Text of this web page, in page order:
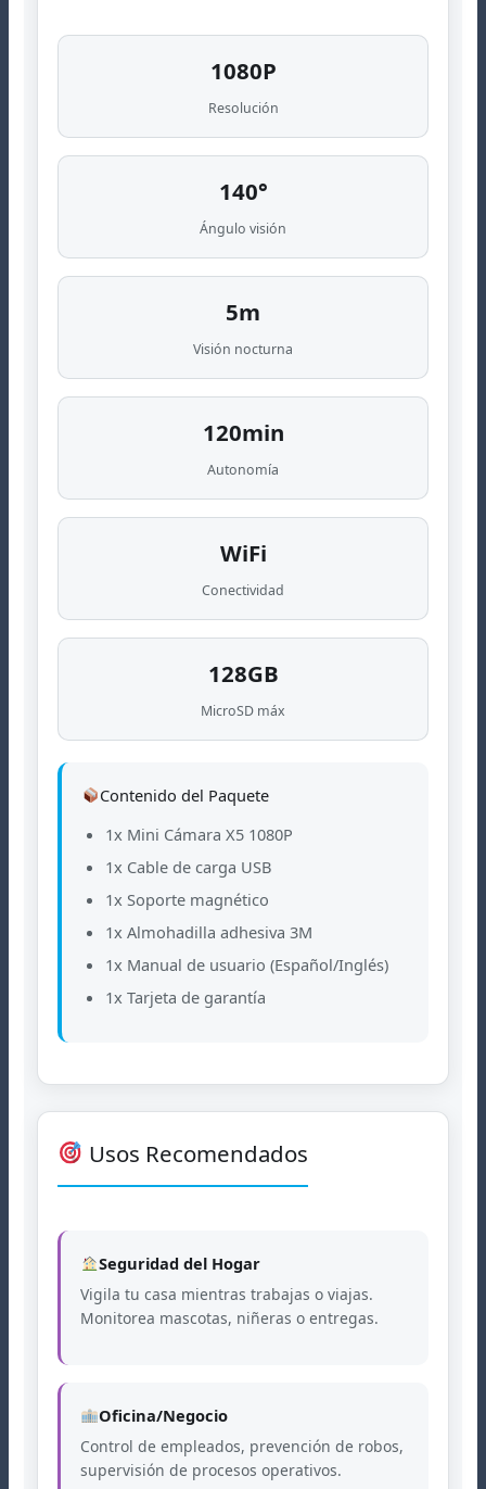
1080P
Resolución
140°
Ángulo visión
5m
Visión nocturna
120min
Autonomía
WiFi
Conectividad
128GB
MicroSD máx
Contenido del Paquete
1x Mini Cámara X5 1080P
1x Cable de carga USB
1x Soporte magnético
1x Almohadilla adhesiva 3M
1x Manual de usuario (Español/Inglés)
1x Tarjeta de garantía
Usos Recomendados
Seguridad del Hogar
Vigila tu casa mientras trabajas o viajas.
Monitorea mascotas, niñeras o entregas.
Oficina/Negocio
Control de empleados, prevención de robos,
supervisión de procesos operativos.